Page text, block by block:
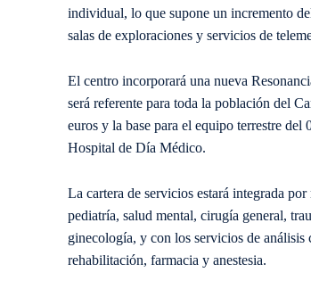
individual, lo que supone un incremento
salas de exploraciones y servicios de
El centro incorporará una nueva
será referente para toda la población del
euros y la base para el equipo terrestre
Hospital de Día Médico.
La cartera de servicios estará integrada
pediatría, salud mental, cirugía general,
ginecología, y con los servicios de
rehabilitación, farmacia y anestesia.